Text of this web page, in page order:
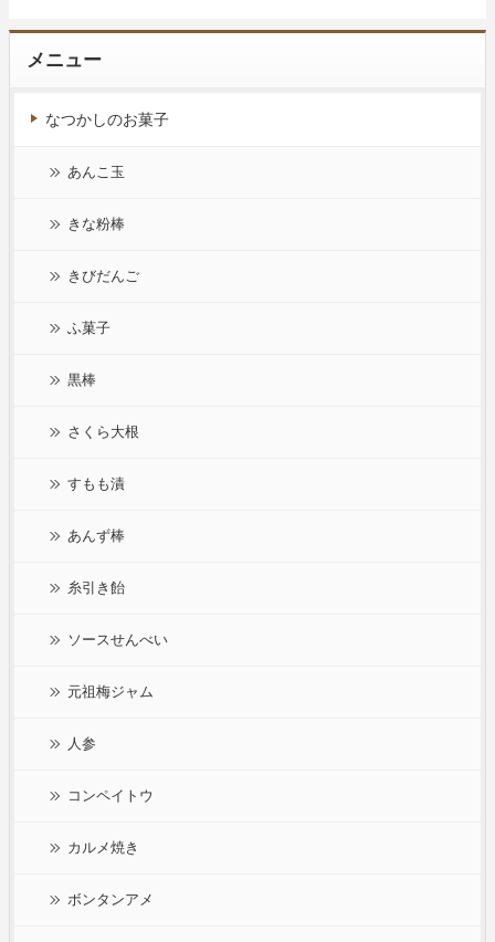
メニュー
なつかしのお菓子
あんこ玉
きな粉棒
きびだんご
ふ菓子
黒棒
さくら大根
すもも漬
あんず棒
糸引き飴
ソースせんべい
元祖梅ジャム
人参
コンペイトウ
カルメ焼き
ボンタンアメ